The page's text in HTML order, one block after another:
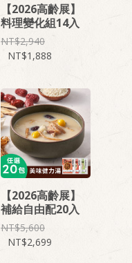
【2026高齡展】
料理變化組14入
2,940
1,888
【2026高齡展】
補給自由配20入
5,600
2,699